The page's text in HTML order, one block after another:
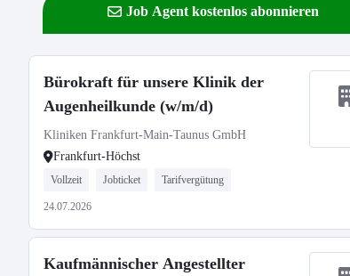
Job Agent kostenlos abonnieren
Bürokraft für unsere Klinik der
Augenheilkunde (w/m/d)
Kliniken Frankfurt-Main-Taunus GmbH
Frankfurt-Höchst
Vollzeit Jobticket Tarifvergütung
24.07.2026
Kaufmännischer Angestellter